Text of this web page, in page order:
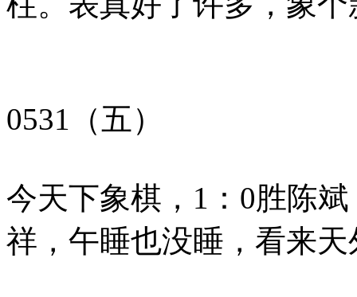
0531（五）
今天下象棋，1：0胜陈
祥，午睡也没睡，看来